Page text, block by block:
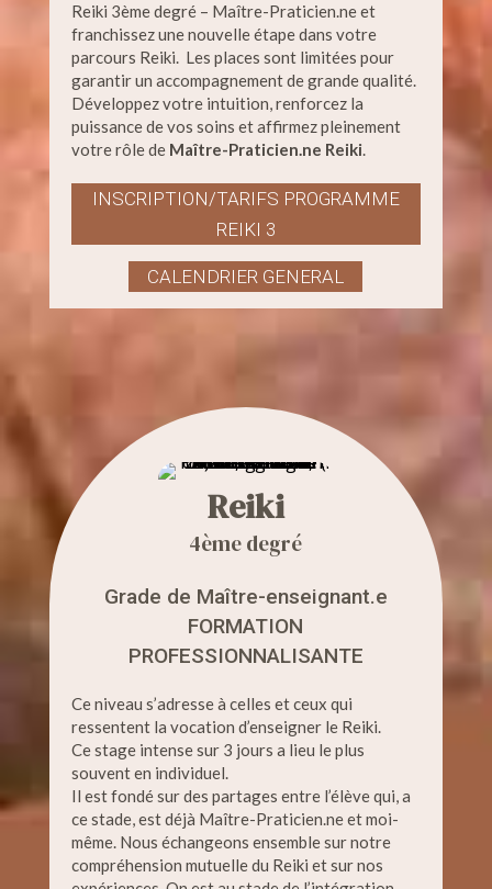
Reiki 3ème degré – Maître-Praticien.ne et
franchissez une nouvelle étape dans votre
parcours Reiki. Les places sont limitées pour
garantir un accompagnement de grande qualité.
Développez votre intuition, renforcez la
puissance de vos soins et affirmez pleinement
votre rôle de Maître-Praticien.ne Reiki.
INSCRIPTION/TARIFS PROGRAMME
REIKI 3
CALENDRIER GENERAL
Reiki
4ème degré
Grade de Maître-enseignant.e
FORMATION
PROFESSIONNALISANTE
Ce niveau s’adresse à celles et ceux qui
ressentent la vocation d’enseigner le Reiki.
Ce stage intense sur 3 jours a lieu le plus
souvent en individuel.
Il est fondé sur des partages entre l’élève qui, a
ce stade, est déjà Maître-Praticien.ne et moi-
même. Nous échangeons ensemble sur notre
compréhension mutuelle du Reiki et sur nos